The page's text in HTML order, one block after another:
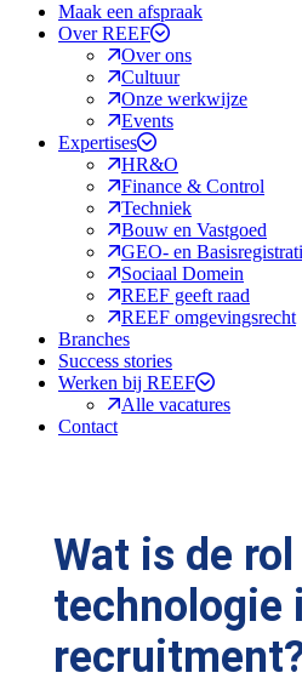
Maak een afspraak
Over REEF
Over ons
Cultuur
Onze werkwijze
Events
Expertises
HR&O
Finance & Control
Techniek
Bouw en Vastgoed
GEO- en
Sociaal Domein
REEF geeft raad
REEF omgevingsrecht
Branches
Success stories
Werken bij REEF
Alle vacatures
Contact
Wat is de rol
technologie